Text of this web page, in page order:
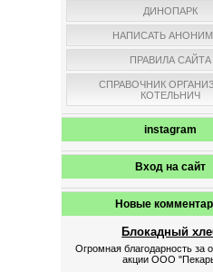
ДИНОПАРК
НАПИСАТЬ
ПРАВИЛА САЙТА
СПРАВОЧНИК
КОТЕЛЬНИЧ
instagram
Вход на сайт
Новые
Блокадный
Огромная благодарность за
акции ООО